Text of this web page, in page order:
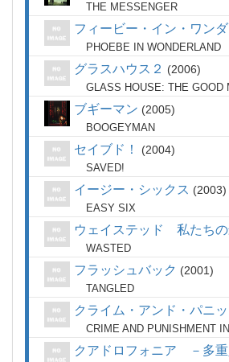
THE MESSENGER
フィービー・イン・ワン
PHOEBE IN WONDERLAND
グラスハウス２ 2006
GLASS HOUSE: THE GOOD
ブギーマン 2005
BOOGEYMAN
セイブド！ 2004
SAVED!
イージー・シックス 2003
EASY SIX
ウェイステッド 私たち
WASTED
フラッシュバック 2001
TANGLED
クライム・アンド・パニ
CRIME AND PUNISHMENT
クアドロフォニア －多重